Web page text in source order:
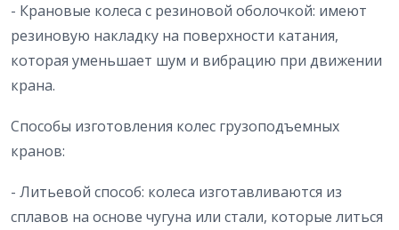
- Крановые колеса с резиновой оболочкой: имеют
резиновую накладку на поверхности катания,
которая уменьшает шум и вибрацию при движении
крана.
Способы изготовления колес грузоподъемных
кранов:
- Литьевой способ: колеса изготавливаются из
сплавов на основе чугуна или стали, которые литься